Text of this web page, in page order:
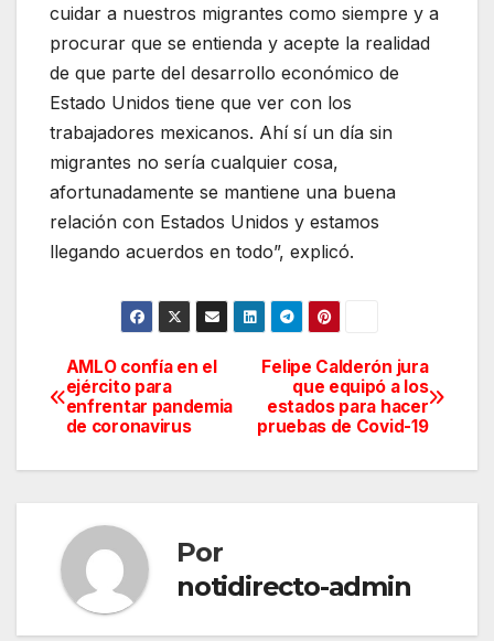
cuidar a nuestros migrantes como siempre y a
procurar que se entienda y acepte la realidad
de que parte del desarrollo económico de
Estado Unidos tiene que ver con los
trabajadores mexicanos. Ahí sí un día sin
migrantes no sería cualquier cosa,
afortunadamente se mantiene una buena
relación con Estados Unidos y estamos
llegando acuerdos en todo”, explicó.
Navegación
de
entradas
Felipe Calderón jura
que equipó a los
estados para hacer
pruebas de Covid-19
AMLO confía en el
ejército para
enfrentar pandemia
de coronavirus
Por
notidirecto-admin